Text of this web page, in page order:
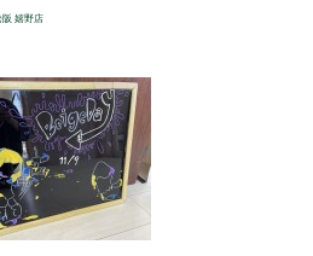
阪 嬉野店